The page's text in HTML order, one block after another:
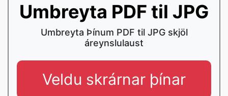
Umbreyta PDF til JPG
Umbreyta Þínum PDF til JPG skjöl
áreynslulaust
Veldu skrárnar þínar